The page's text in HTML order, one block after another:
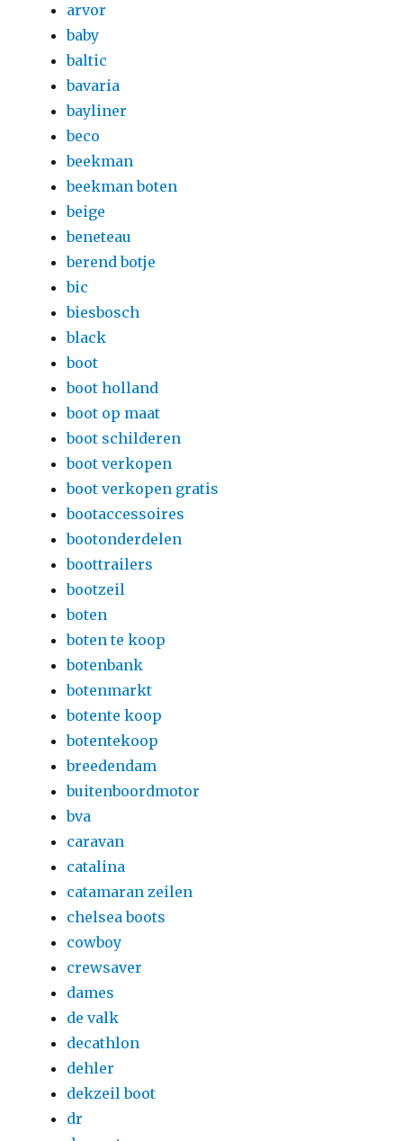
arvor
baby
baltic
bavaria
bayliner
beco
beekman
beekman boten
beige
beneteau
berend botje
bic
biesbosch
black
boot
boot holland
boot op maat
boot schilderen
boot verkopen
boot verkopen gratis
bootaccessoires
bootonderdelen
boottrailers
bootzeil
boten
boten te koop
botenbank
botenmarkt
botente koop
botentekoop
breedendam
buitenboordmotor
bva
caravan
catalina
catamaran zeilen
chelsea boots
cowboy
crewsaver
dames
de valk
decathlon
dehler
dekzeil boot
dr